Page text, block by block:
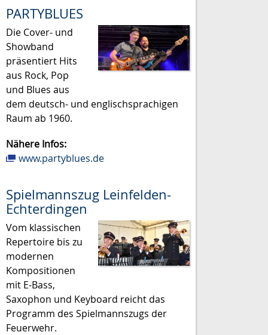
PARTYBLUES
Die Cover- und
Showband
präsentiert Hits
aus Rock, Pop
und Blues aus
dem deutsch- und englischsprachigen
Raum ab 1960.
Nähere Infos:
www.partyblues.de
Spielmannszug Leinfelden-
Echterdingen
Vom klassischen
Repertoire bis zu
modernen
Kompositionen
mit E-Bass,
Saxophon und Keyboard reicht das
Programm des Spielmannszugs der
Feuerwehr.